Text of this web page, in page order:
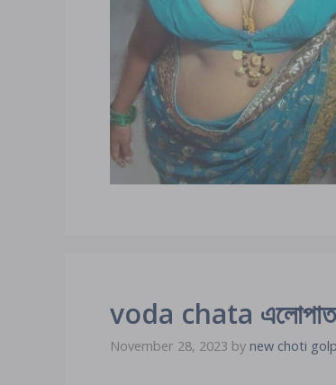
voda chata এলোপাতাড়ি
November 28, 2023 by new choti